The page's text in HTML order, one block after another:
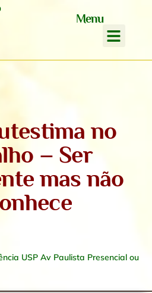
Menu
no
– Ser
mas não
USP Av Paulista Presencial ou